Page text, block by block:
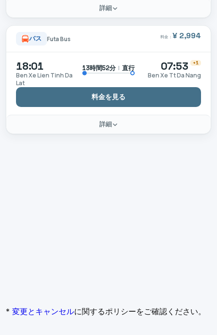
詳細
バス Futa Bus 料金： ¥ 2,994
18:01
Ben Xe Lien Tinh Da
Lat
13時間52分 | 直行 07:53 +1
Ben Xe Tt Da Nang
料金を見る
詳細
* 変更とキャンセルに関するポリシーをご確認ください。